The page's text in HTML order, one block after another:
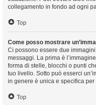
collegamento in fondo ad ogni
Top
Come posso mostrare
Ci possono essere due
messaggi. La prima è
forma di stelle, blocchi o punti
tuo livello. Sotto può esserci
in genere è unica e specifica
Top